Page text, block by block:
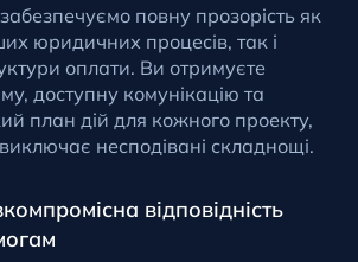
повну прозорість як
юридичних процесів, так і
оплати. Ви отримуєте
доступну комунікацію та
план дій для кожного проекту,
несподівані складнощі.
відповідність